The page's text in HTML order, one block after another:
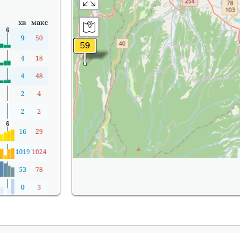
хв макс
9 50
4
18
4
48
2
4
2 2
16 29
1019 1024
53
78
0 3